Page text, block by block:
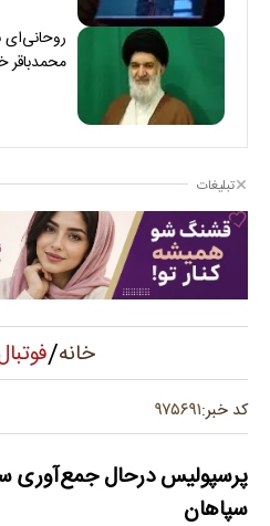
روحانی‌ای
تبلیغات
خانه/
کد خبر:۹۷۵۶۹۱
پرسپولیس درحال جمع‌آوری
سپاهان